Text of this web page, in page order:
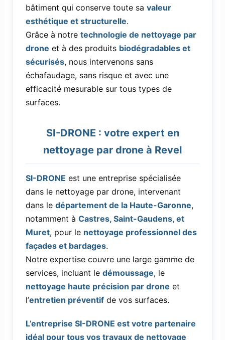
bâtiment qui conserve toute sa valeur
esthétique et structurelle.
Grâce à notre technologie de nettoyage par
drone et à des produits biodégradables et
sécurisés, nous intervenons sans
échafaudage, sans risque et avec une
efficacité mesurable sur tous types de
surfaces.
SI-DRONE : votre expert en
nettoyage par drone à Revel
SI-DRONE est une entreprise spécialisée
dans le nettoyage par drone, intervenant
dans le département de la Haute-Garonne,
notamment à Castres, Saint-Gaudens, et
Muret, pour le nettoyage professionnel des
façades et bardages.
Notre expertise couvre une large gamme de
services, incluant le démoussage, le
nettoyage haute précision par drone et
l’entretien préventifde vos surfaces.
L’entreprise SI-DRONE est votre partenaire
idéal pour tous vos travaux de nettoyage